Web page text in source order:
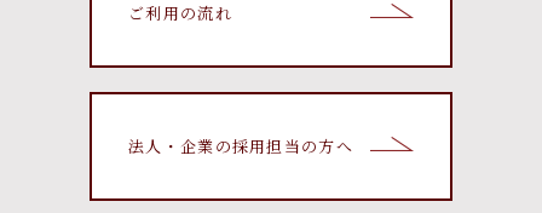
ご利用の流れ
法人・企業の採用担当の方へ